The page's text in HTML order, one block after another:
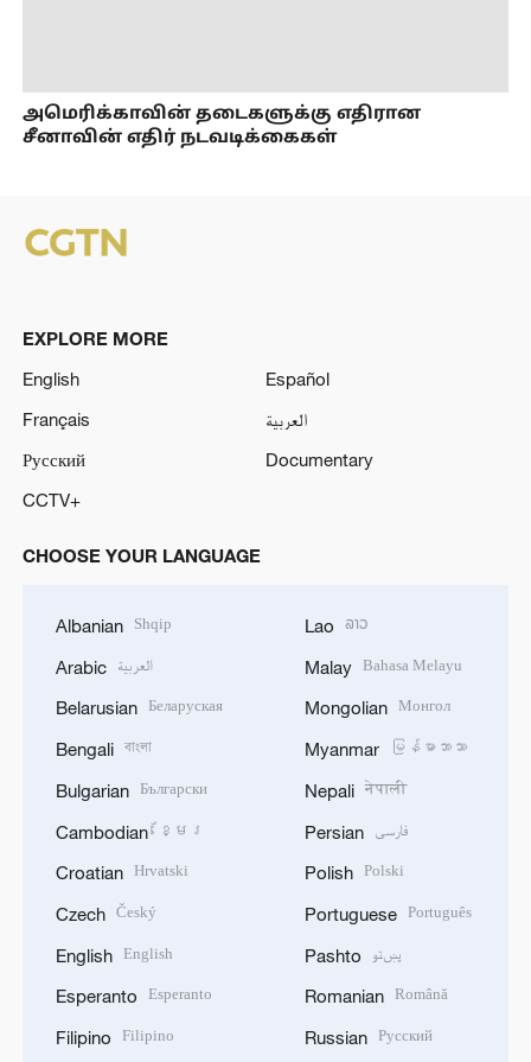
அமெரிக்காவின் தடைகளுக்கு எதிரான
சீனாவின் எதிர் நடவடிக்கைகள்
EXPLORE MORE
English
Español
Français
العربية
Русский
Documentary
CCTV+
CHOOSE YOUR LANGUAGE
Albanian Shqip
Arabic العربية
Belarusian Беларуская
Bengali বাংলা
Bulgarian Български
Cambodian ខ្មែរ
Croatian Hrvatski
Czech Český
English English
Esperanto Esperanto
Filipino Filipino
Lao ລາວ
Malay Bahasa Melayu
Mongolian Монгол
Myanmar မြန်မာဘာသာ
Nepali नेपाली
Persian فارسی
Polish Polski
Portuguese Português
Pashto پښتو
Romanian Română
Russian Русский